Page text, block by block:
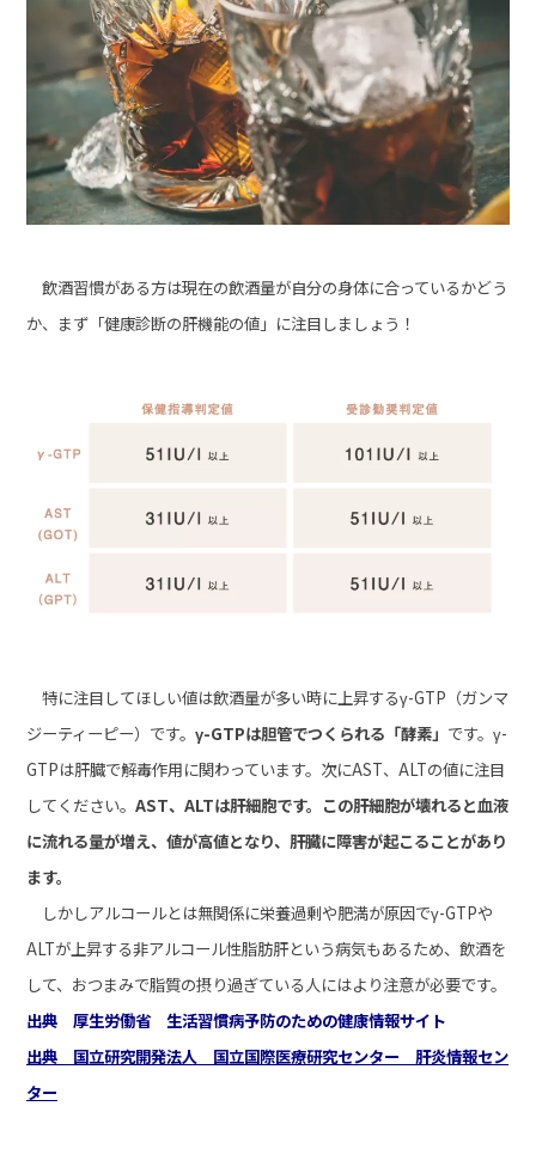
飲酒習慣がある方は現在の飲酒量が自分の身体に合っているかどう
か、まず「健康診断の肝機能の値」に注目しましょう！
特に注目してほしい値は飲酒量が多い時に上昇するγ-GTP（ガンマ
ジーティーピー）です。 γ-GTPは胆管でつくられる「酵素」 です。γ-
GTPは肝臓で解毒作用に関わっています。次にAST、ALTの値に注目
してください。 AST、ALTは肝細胞です。この肝細胞が壊れると血液
に流れる量が増え、値が高値となり、肝臓に障害が起こることがあり
ます。
しかしアルコールとは無関係に栄養過剰や肥満が原因でγ-GTPや
ALTが上昇する非アルコール性脂肪肝という病気もあるため、飲酒を
して、おつまみで脂質の摂り過ぎている人にはより注意が必要です。
出典 厚生労働省 生活習慣病予防のための健康情報サイト
出典 国立研究開発法人 国立国際医療研究センター 肝炎情報セン
ター